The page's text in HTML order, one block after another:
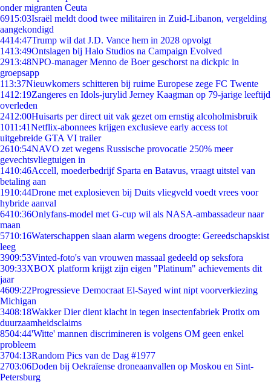
onder migranten Ceuta
6915:03Israël meldt dood twee militairen in Zuid-Libanon, vergelding
aangekondigd
4414:47Trump wil dat J.D. Vance hem in 2028 opvolgt
1413:49Ontslagen bij Halo Studios na Campaign Evolved
2913:48NPO-manager Menno de Boer geschorst na dickpic in
groepsapp
113:37Nieuwkomers schitteren bij ruime Europese zege FC Twente
1412:19Zangeres en Idols-jurylid Jerney Kaagman op 79-jarige leeftijd
overleden
2412:00Huisarts per direct uit vak gezet om ernstig alcoholmisbruik
1011:41Netflix-abonnees krijgen exclusieve early access tot
uitgebreide GTA VI trailer
2610:54NAVO zet wegens Russische provocatie 250% meer
gevechtsvliegtuigen in
1410:46Accell, moederbedrijf Sparta en Batavus, vraagt uitstel van
betaling aan
1910:44Drone met explosieven bij Duits vliegveld voedt vrees voor
hybride aanval
6410:36Onlyfans-model met G-cup wil als NASA-ambassadeur naar
maan
5710:16Waterschappen slaan alarm wegens droogte: Gereedschapskist
leeg
3909:53Vinted-foto's van vrouwen massaal gedeeld op seksfora
309:33XBOX platform krijgt zijn eigen "Platinum" achievements dit
jaar
4609:22Progressieve Democraat El-Sayed wint nipt voorverkiezing
Michigan
3408:18Wakker Dier dient klacht in tegen insectenfabriek Protix om
duurzaamheidsclaims
8504:44'Witte' mannen discrimineren is volgens OM geen enkel
probleem
3704:13Random Pics van de Dag #1977
2703:06Doden bij Oekraïense droneaanvallen op Moskou en Sint-
Petersburg